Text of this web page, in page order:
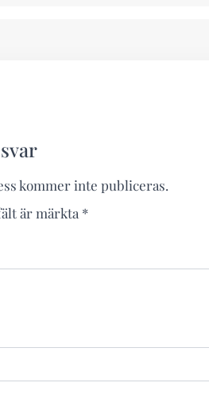
kommer inte publiceras.
är märkta *